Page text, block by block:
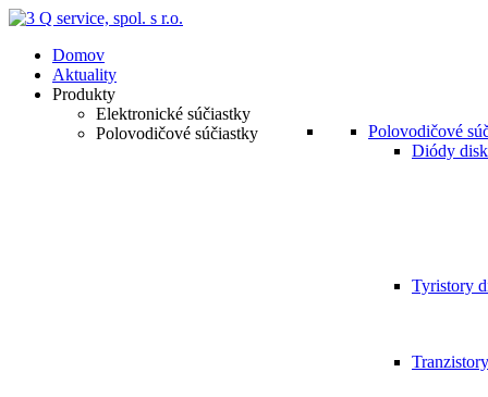
Domov
Aktuality
Produkty
Elektronické súčiastky
Polovodičové súčiastky
Polovodičové
Diódy
Tyristory